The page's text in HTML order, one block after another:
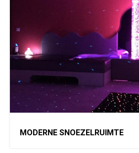
MODERNE SNOEZELRUIMTE